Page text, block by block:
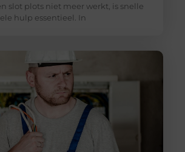
slot plots niet meer werkt, is snelle
hulp essentieel. In